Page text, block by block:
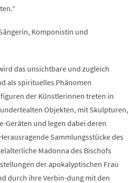
Komponistin und
das unsichtbare und zugleich
als spirituelles Phänomen
der Künstlerinnen treten in
Objekten, mit Skulpturen,
Geräten und legen dabei deren
Sammlungsstücke des
Madonna des Bischofs
der apokalyptischen Frau
durch ihre Verbin-dung mit den